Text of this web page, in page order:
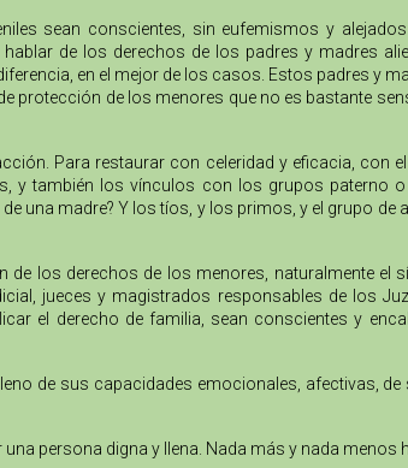
sean conscientes, sin eufemismos y
de los derechos de los padres y madres
en el mejor de los casos. Estos padres y
de los menores que no es bastante
Para restaurar con celeridad y eficacia, con
y también los vínculos con los grupos paterno
una madre? Y los tíos, y los primos, y el grupo de
de los derechos de los menores, naturalmente el
jueces y magistrados responsables de los
el derecho de familia, sean conscientes y
de sus capacidades emocionales, afectivas, de
persona digna y llena. Nada más y nada menos